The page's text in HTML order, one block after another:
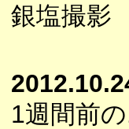
銀塩撮影
1週間前